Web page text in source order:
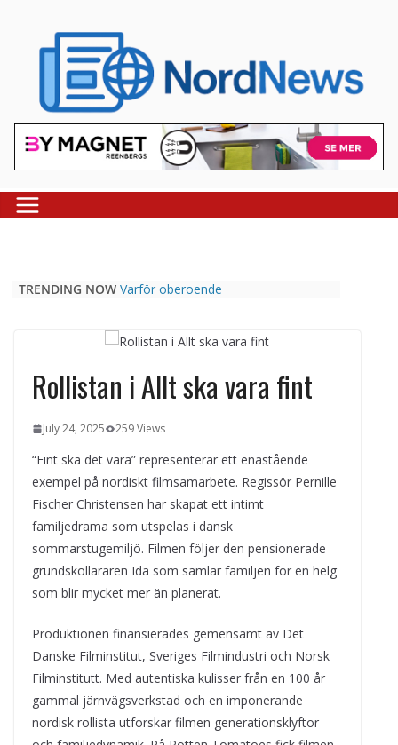
content
TRENDING NOW Varför oberoende
Picknickbord utomhus i olika
miljö
Svenska streamingtittare formar
ForMotion – ortopedteknik och
Det fysiologiska teknikskiftet: Den
medicinska utvecklingen öppnar nya
dörrar
Rollistan i Allt ska vara fint
July 24, 2025 259 Views
“Fint ska det vara” representerar ett enastående
exempel på nordiskt filmsamarbete. Regissör Pernille
Fischer Christensen har skapat ett intimt
familjedrama som utspelas i dansk
sommarstugemiljö. Filmen följer den pensionerade
grundskolläraren Ida som samlar familjen för en helg
som blir mycket mer än planerat.
Produktionen finansierades gemensamt av Det
Danske Filminstitut, Sveriges Filmindustri och Norsk
Filminstitutt. Med autentiska kulisser från en 100 år
gammal järnvägsverkstad och en imponerande
nordisk rollista utforskar filmen generationsklyftor